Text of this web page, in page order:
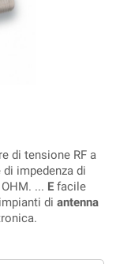
di tensione RF a
impedenza di
... E facile
di antenna